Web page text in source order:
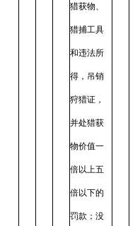
猎获物、
猎捕工具
和违法所
得，吊销
狩猎证，
并处猎获
物价值一
倍以上五
倍以下的
罚款；没